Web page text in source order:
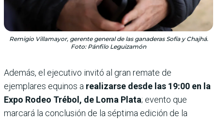
Remigio Villamayor, gerente general de las ganaderas Sofía y Chajhá.
Foto: Pánfilo Leguizamón
Además, el ejecutivo invitó al gran remate de
ejemplares equinos a realizarse desde las 19:00 en la
Expo Rodeo Trébol, de Loma Plata; evento que
marcará la conclusión de la séptima edición de la